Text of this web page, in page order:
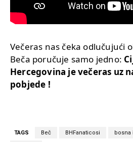
Večeras nas čeka odlučujući
Beča poručuje samo jedno:
Hercegovina je večeras uz
pobjede !
TAGS Beč BHFanaticosi bosna